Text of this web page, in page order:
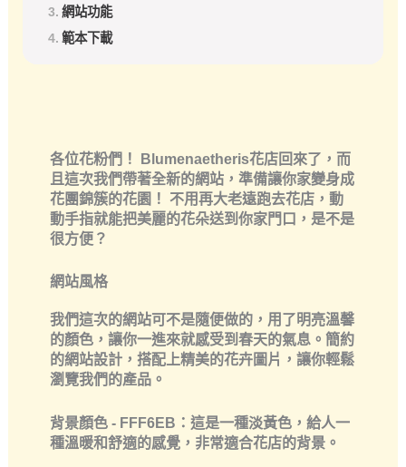
網站功能
範本下載
各位花粉們！ Blumenaetheris花店回來了，而
且這次我們帶著全新的網站，準備讓你家變身成
花團錦簇的花園！ 不用再大老遠跑去花店，動
動手指就能把美麗的花朵送到你家門口，是不是
很方便？
網站風格
我們這次的網站可不是隨便做的，用了明亮溫馨
的顏色，讓你一進來就感受到春天的氣息。簡約
的網站設計，搭配上精美的花卉圖片，讓你輕鬆
瀏覽我們的產品。
背景顏色- FFF6EB：這是一種淡黃色，給人一
種溫暖和舒適的感覺，非常適合花店的背景。